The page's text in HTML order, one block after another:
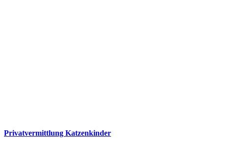
Privatvermittlung Katzenkinder